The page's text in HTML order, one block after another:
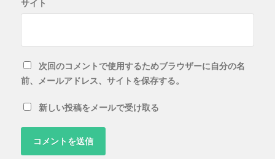
サイト
次回のコメントで使用するためブラウザーに自分の名
前、メールアドレス、サイトを保存する。
新しい投稿をメールで受け取る